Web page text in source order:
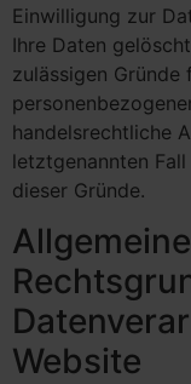
Einwilligung zur
Ihre Daten
zulässigen Gründe
handelsrechtliche
letztgenannten
dieser Gründe.
Website